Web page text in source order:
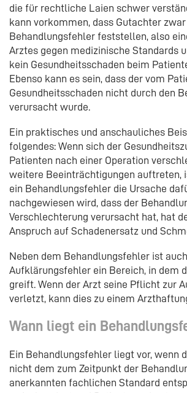
die für rechtliche Laien schwer
kann vorkommen, dass Gutachter
Behandlungsfehler feststellen, also
Arztes gegen medizinische Standards
kein Gesundheitsschaden beim
Ebenso kann es sein, dass der vom
Gesundheitsschaden nicht durch den
verursacht wurde.
Ein praktisches und anschauliches
folgendes: Wenn sich der
Patienten nach einer Operation
weitere Beeinträchtigungen auftreten,
ein Behandlungsfehler die Ursache
nachgewiesen wird, dass der
Verschlechterung verursacht hat, hat
Anspruch auf Schadenersatz und
Neben dem Behandlungsfehler ist
Aufklärungsfehler ein Bereich, in dem
greift. Wenn der Arzt seine Pflicht zur
verletzt, kann dies zu einem
Wann liegt ein
Ein Behandlungsfehler liegt vor, wenn
nicht dem zum Zeitpunkt der
anerkannten fachlichen Standard